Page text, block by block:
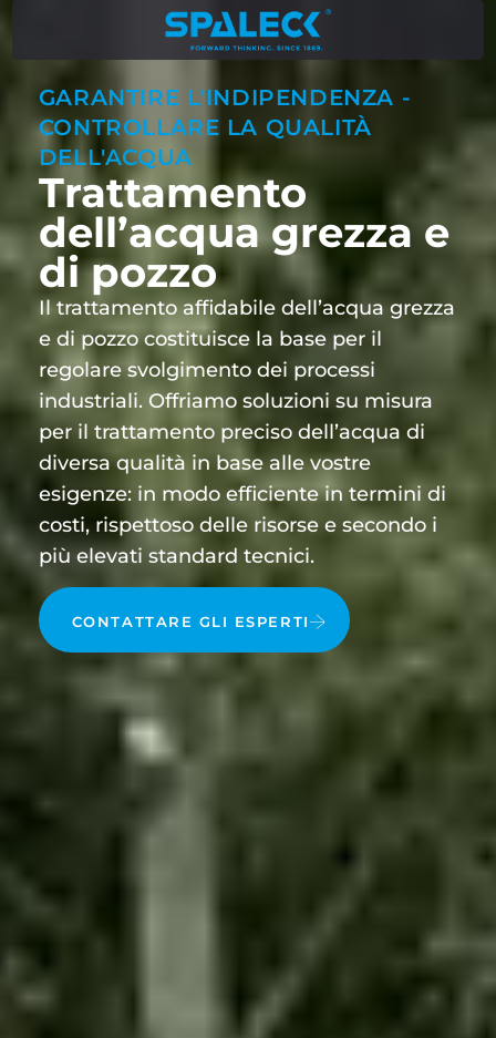
GARANTIRE L'INDIPENDENZA -
CONTROLLARE LA QUALITÀ
DELL'ACQUA
Trattamento
dell’acqua grezza e
di pozzo
Il trattamento affidabile dell’acqua grezza
e di pozzo costituisce la base per il
regolare svolgimento dei processi
industriali. Offriamo soluzioni su misura
per il trattamento preciso dell’acqua di
diversa qualità in base alle vostre
esigenze: in modo efficiente in termini di
costi, rispettoso delle risorse e secondo i
più elevati standard tecnici.
CONTATTARE GLI ESPERTI